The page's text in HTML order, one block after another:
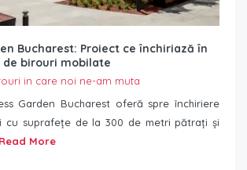
Bucharest: Proiect ce închiriază în
birouri mobilate
in care noi ne-am muta
Garden Bucharest oferă spre închiriere
cu suprafețe de la 300 de metri pătrați și
Read More